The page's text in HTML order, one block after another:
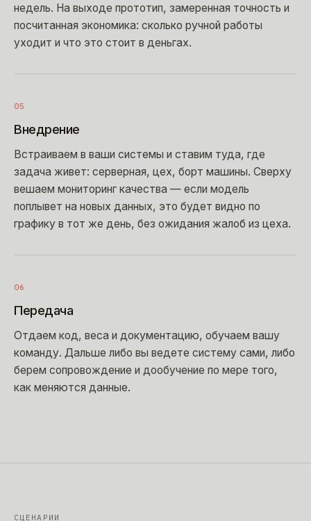
недель. На выходе прототип, замеренная точность и
посчитанная экономика: сколько ручной работы
уходит и что это стоит в деньгах.
05
Внедрение
Встраиваем в ваши системы и ставим туда, где
задача живет: серверная, цех, борт машины. Сверху
вешаем мониторинг качества — если модель
поплывет на новых данных, это будет видно по
графику в тот же день, без ожидания жалоб из цеха.
06
Передача
Отдаем код, веса и документацию, обучаем вашу
команду. Дальше либо вы ведете систему сами, либо
берем сопровождение и дообучение по мере того,
как меняются данные.
СЦЕНАРИИ